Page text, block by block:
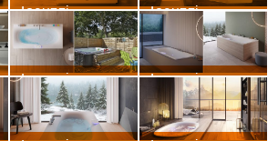
Jacuzzi – Aura plus Jacuzzi – Aura corner 02
Jacuzzi – ARGA180 zenitale Jacuzzi – ARGA180 trequarti